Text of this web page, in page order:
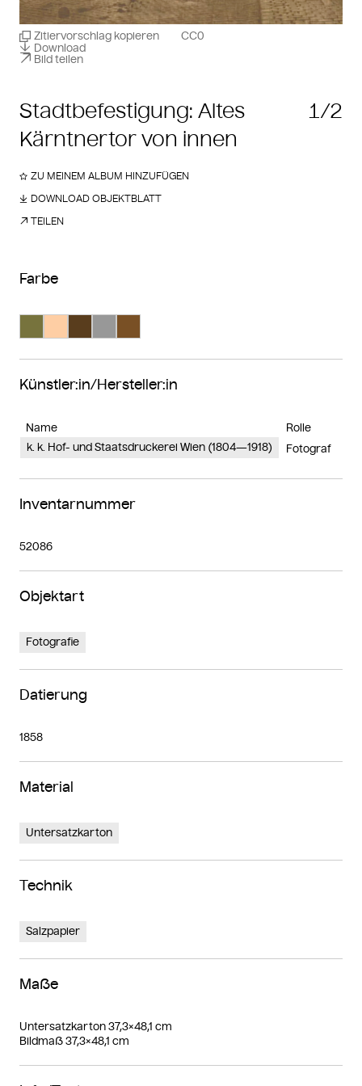
Stadtbefestigung: Altes
Kärntnertor von innen
1/2
Zitiervorschlag kopieren
Download
Bild teilen
CC0
ZU MEINEM ALBUM HINZUFÜGEN
DOWNLOAD OBJEKTBLATT
TEILEN
Farbe
Künstler:in/Hersteller:in
Name
Rolle
k. k. Hof- und Staatsdruckerei Wien (1804—1918)
Fotograf
Inventarnummer
52086
Objektart
Fotografie
Datierung
1858
Material
Untersatzkarton
Technik
Salzpapier
Maße
Untersatzkarton 37,3×48,1 cm
Bildmaß 37,3×48,1 cm